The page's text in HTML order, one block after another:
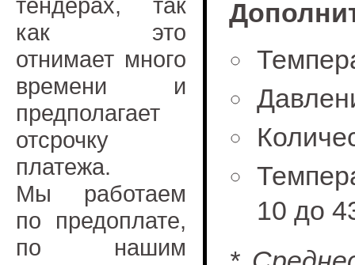
как это
отнимает много
времени и
предполагает
отсрочку
платежа.
Мы работаем
по предоплате,
по нашим
10 до